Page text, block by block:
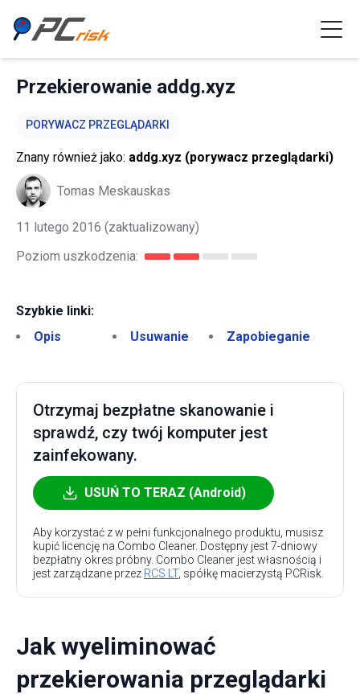
Przekierowanie addg.xyz
PORYWACZ PRZEGLĄDARKI
Znany również jako: addg.xyz (porywacz przeglądarki)
Tomas Meskauskas
11 lutego 2016 (zaktualizowany)
Poziom uszkodzenia:
Szybkie linki:
Opis
Usuwanie Zapobieganie
Otrzymaj bezpłatne skanowanie i
sprawdź, czy twój komputer jest
zainfekowany.
USUŃ TO TERAZ (Android)
Aby korzystać z w pełni funkcjonalnego produktu, musisz
kupić licencję na Combo Cleaner. Dostępny jest 7-dniowy
bezpłatny okres próbny. Combo Cleaner jest własnością i
jest zarządzane przez RCS LT, spółkę macierzystą PCRisk.
Jak wyeliminować
przekierowania przeglądarki